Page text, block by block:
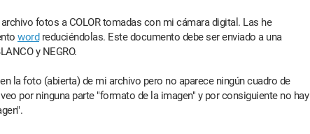
fotos a COLOR tomadas con mi cámara digital. Las he
wordreduciéndolas. Este documento debe ser enviado a una
y NEGRO.
la foto (abierta) de mi archivo pero no aparece ningún cuadro de
por ninguna parte "formato de la imagen" y por consiguiente no hay